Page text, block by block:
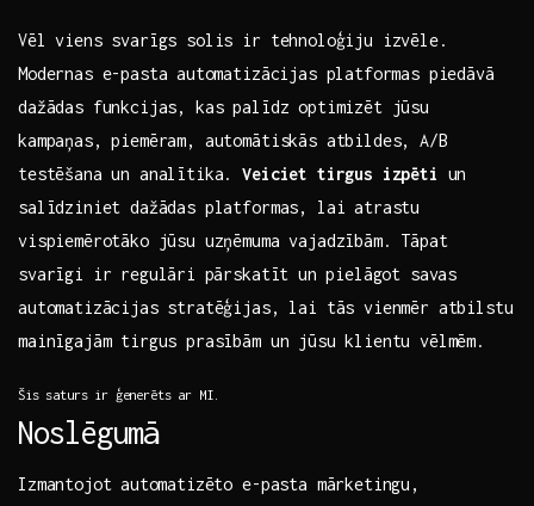
Vēl viens​ svarīgs solis ir tehnoloģiju ‌izvēle.
Modernas e-pasta ⁣automatizācijas platformas piedāvā⁣
dažādas funkcijas, kas palīdz optimizēt jūsu
‍kampaņas, piemēram, automātiskās atbildes, A/B⁣
testēšana un​ analītika.Veiciet‍ tirgus izpēti un
salīdziniet dažādas platformas, ​lai atrastu‍
vispiemērotāko jūsu uzņēmuma‍ vajadzībām. Tāpat
svarīgi ir regulāri⁣ pārskatīt ⁣un pielāgot savas
automatizācijas stratēģijas, lai tās vienmēr atbilstu​
mainīgajām tirgus​ prasībām un jūsu​ klientu vēlmēm.
Šis‍ saturs ​ir ģenerēts ar​ MI.
Noslēgumā
Izmantojot⁤ automatizēto e-pasta mārketingu,